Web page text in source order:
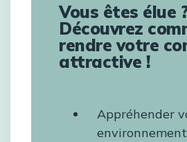
Vous êtes élue
Découvrez
rendre votre
attractive !
Appréhender